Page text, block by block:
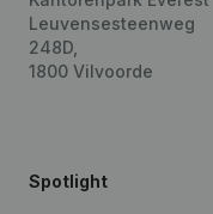
Leuvensesteenweg
248D,
1800 Vilvoorde
Spotlight